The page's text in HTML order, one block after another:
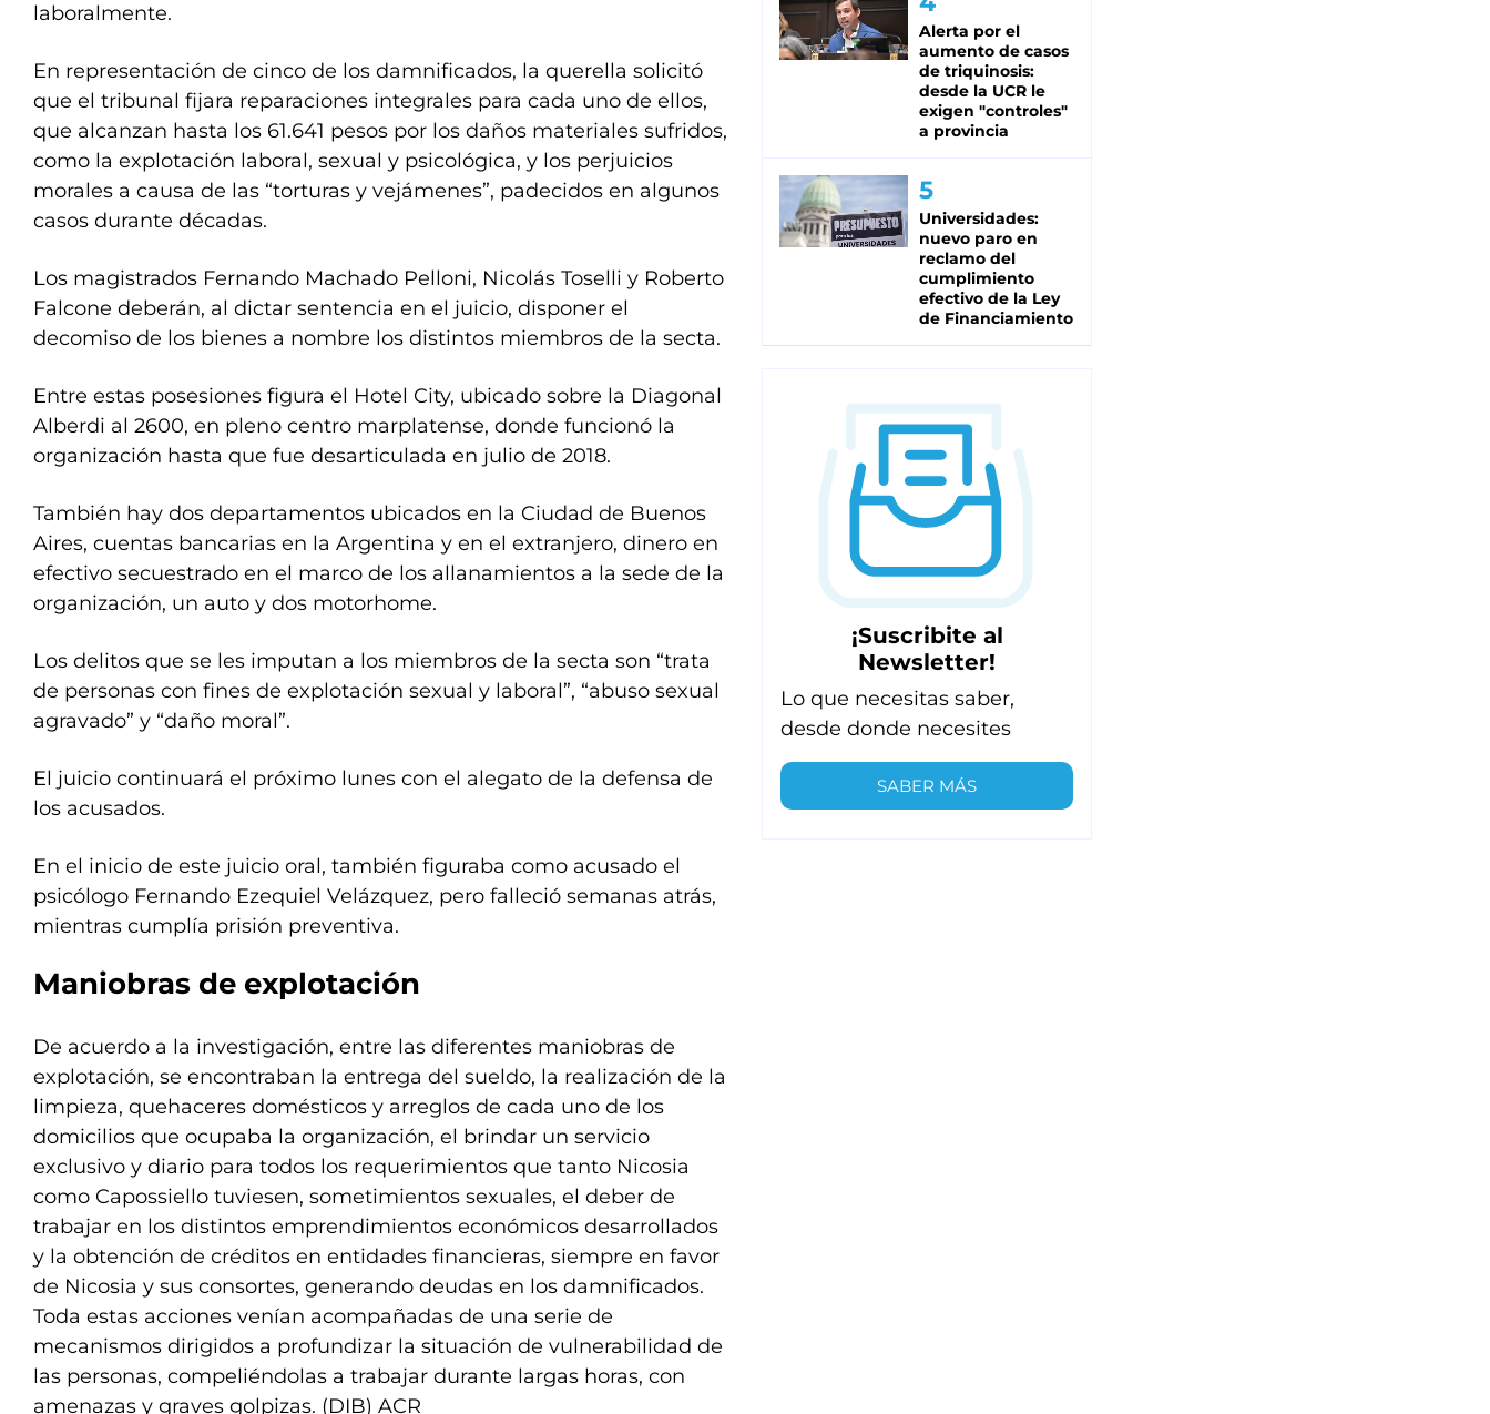
laboralmente.
En representación de cinco de los damnificados, la querella solicitó
que el tribunal fijara reparaciones integrales para cada uno de ellos,
que alcanzan hasta los 61.641 pesos por los daños materiales sufridos,
como la explotación laboral, sexual y psicológica, y los perjuicios
morales a causa de las “torturas y vejámenes”, padecidos en algunos
casos durante décadas.
Los magistrados Fernando Machado Pelloni, Nicolás Toselli y Roberto
Falcone deberán, al dictar sentencia en el juicio, disponer el
decomiso de los bienes a nombre los distintos miembros de la secta.
Entre estas posesiones figura el Hotel City, ubicado sobre la Diagonal
Alberdi al 2600, en pleno centro marplatense, donde funcionó la
organización hasta que fue desarticulada en julio de 2018.
También hay dos departamentos ubicados en la Ciudad de Buenos
Aires, cuentas bancarias en la Argentina y en el extranjero, dinero en
efectivo secuestrado en el marco de los allanamientos a la sede de la
organización, un auto y dos motorhome.
Los delitos que se les imputan a los miembros de la secta son “trata
de personas con fines de explotación sexual y laboral”, “abuso sexual
agravado” y “daño moral”.
El juicio continuará el próximo lunes con el alegato de la defensa de
los acusados.
En el inicio de este juicio oral, también figuraba como acusado el
psicólogo Fernando Ezequiel Velázquez, pero falleció semanas atrás,
mientras cumplía prisión preventiva.
Maniobras de explotación
De acuerdo a la investigación, entre las diferentes maniobras de
explotación, se encontraban la entrega del sueldo, la realización de la
limpieza, quehaceres domésticos y arreglos de cada uno de los
domicilios que ocupaba la organización, el brindar un servicio
exclusivo y diario para todos los requerimientos que tanto Nicosia
como Capossiello tuviesen, sometimientos sexuales, el deber de
trabajar en los distintos emprendimientos económicos desarrollados
y la obtención de créditos en entidades financieras, siempre en favor
de Nicosia y sus consortes, generando deudas en los damnificados.
Toda estas acciones venían acompañadas de una serie de
mecanismos dirigidos a profundizar la situación de vulnerabilidad de
las personas, compeliéndolas a trabajar durante largas horas, con
amenazas y graves golpizas. (DIB) ACR
Alerta por el
aumento de casos
de triquinosis:
desde la UCR le
exigen "controles"
a provincia
Universidades:
nuevo paro en
reclamo del
cumplimiento
efectivo de la Ley
de Financiamiento
¡Suscribite al
Newsletter!
Lo que necesitas saber,
desde donde necesites
SABER MÁS